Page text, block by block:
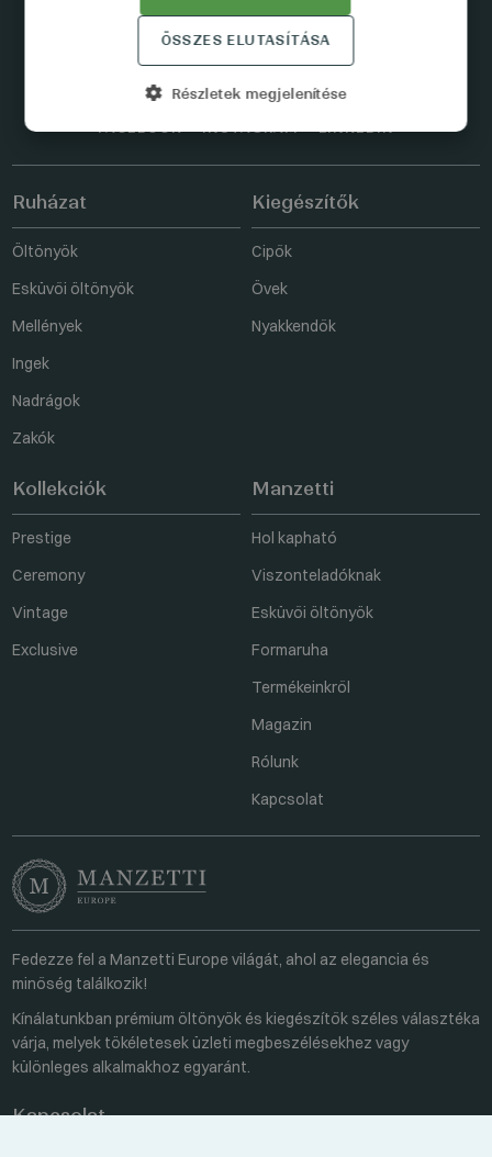
Maradjunk kapcsolatban
Ruházat
Öltönyök
Esküvői öltönyök
Mellények
Ingek
Nadrágok
Zakók
Kiegészítők
Cipők
Övek
Nyakkendők
Kollekciók
Prestige
Ceremony
Vintage
Exclusive
Manzetti
Hol kapható
Viszonteladóknak
Esküvői öltönyök
Formaruha
Termékeinkről
Magazin
Rólunk
Kapcsolat
Fedezze fel a Manzetti Europe világát, ahol az elegancia és
minőség találkozik!
Kínálatunkban prémium öltönyök és kiegészítők széles választéka
várja, melyek tökéletesek üzleti megbeszélésekhez vagy
különleges alkalmakhoz egyaránt.
Kapcsolat
ÖSSZES ELUTASÍTÁSA
Részletek megjelenítése